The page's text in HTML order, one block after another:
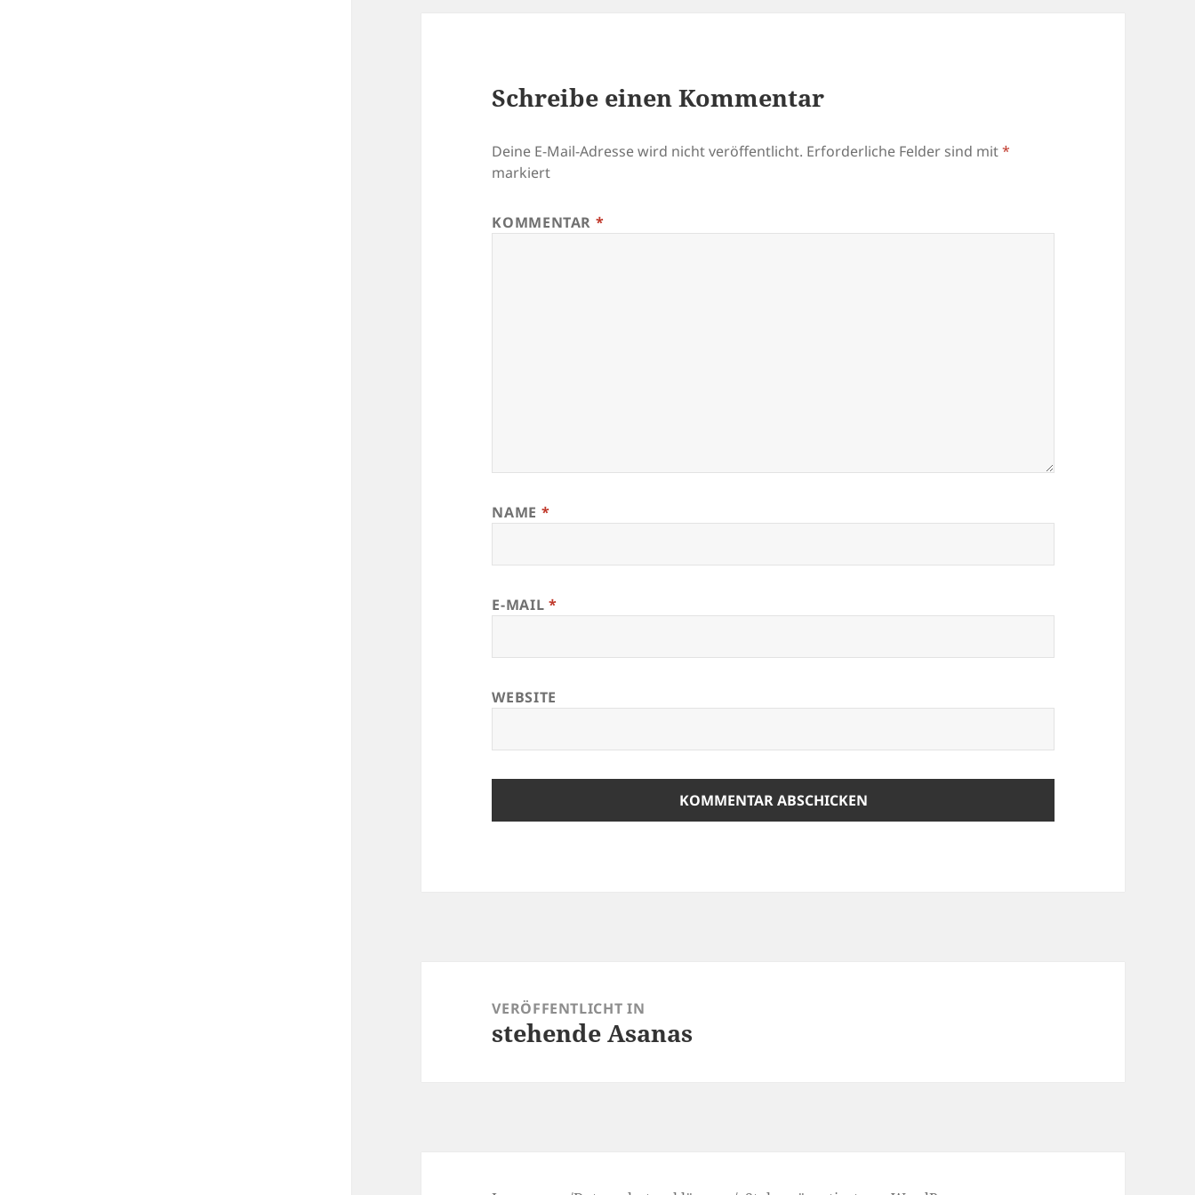
Schreibe einen Kommentar
Deine E-Mail-Adresse wird nicht veröffentlicht. Erforderliche Felder sind mit*
markiert
KOMMENTAR *
NAME *
E-MAIL *
WEBSITE
NavigationVERÖFFENTLICHT IN
stehende Asanas